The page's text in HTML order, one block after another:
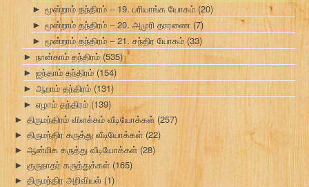
► மூன்றாம் தந்திரம் – 19. பரியாங்க யோகம் (20)
► மூன்றாம் தந்திரம் – 20. அமுரி தாரணை (7)
► மூன்றாம் தந்திரம் – 21. சந்திர யோகம் (33)
► நான்காம் தந்திரம் (535)
► ஐந்தாம் தந்திரம் (154)
► ஆறாம் தந்திரம் (131)
► ஏழாம் தந்திரம் (139)
► திருமந்திரம் விளக்கம் வீடியோக்கள்(257)
► திருமந்திர கருத்து வீடியோக்கள் (22)
► ஆன்மிக கருத்து வீடியோக்கள் (28)
► குருநாதர் கருத்துக்கள் (165)
► திருமந்திர அறிவியல் (1)